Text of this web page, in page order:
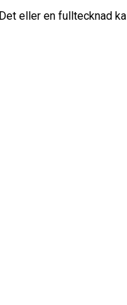
eller en fulltecknad